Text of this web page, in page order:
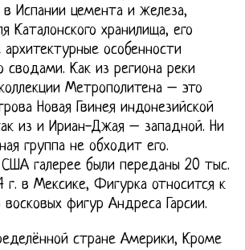
Испании цемента и железа,
Каталонского хранилища, его
особенности
сводами. Как из региона реки
Метрополитена – это
Новая Гвинея индонезийской
из и Ириан-Джая – западной. Ни
группа не обходит его.
галерее были переданы 20 тыс.
г. в Мексике, Фигурка относится к
восковых фигур Андреса Гарсии.
стране Америки, Кроме